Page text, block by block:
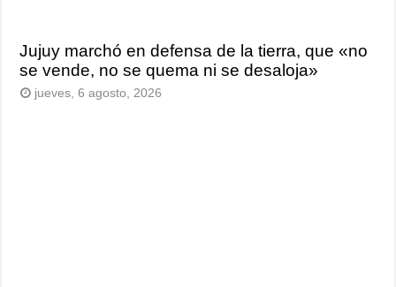
Jujuy marchó en defensa de la tierra, que «no
se vende, no se quema ni se desaloja»
jueves, 6 agosto, 2026